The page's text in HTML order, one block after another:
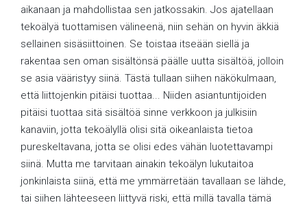
aikanaan ja mahdollistaa sen jatkossakin. Jos ajatellaan
tekoälyä tuottamisen välineenä, niin sehän on hyvin äkkiä
sellainen sisäsiittoinen. Se toistaa itseään siellä ja
rakentaa sen oman sisältönsä päälle uutta sisältöä, jolloin
se asia vääristyy siinä. Tästä tullaan siihen näkökulmaan,
että liittojenkin pitäisi tuottaa... Niiden asiantuntijoiden
pitäisi tuottaa sitä sisältöä sinne verkkoon ja julkisiin
kanaviin, jotta tekoälyllä olisi sitä oikeanlaista tietoa
pureskeltavana, jotta se olisi edes vähän luotettavampi
siinä. Mutta me tarvitaan ainakin tekoälyn lukutaitoa
jonkinlaista siinä, että me ymmärretään tavallaan se lähde,
tai siihen lähteeseen liittyvä riski, että millä tavalla tämä